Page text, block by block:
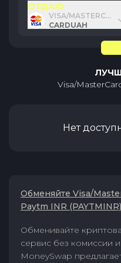
ОТДАЮ
VISA/MASTERCARD
CARDUAH
Visa/
Нет
Обменяйте Visa/
Paytm INR
Обменивайте
сервис без комиссии
MoneySwap